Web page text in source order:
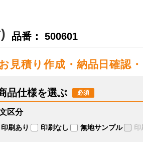
品番： 500601
見積り作成・納品日確認
品仕様を選ぶ
区分
印刷あり 印刷なし 無地サンプル 印